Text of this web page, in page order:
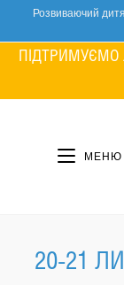
content
Розвиваючий
МЕНЮ
20-21